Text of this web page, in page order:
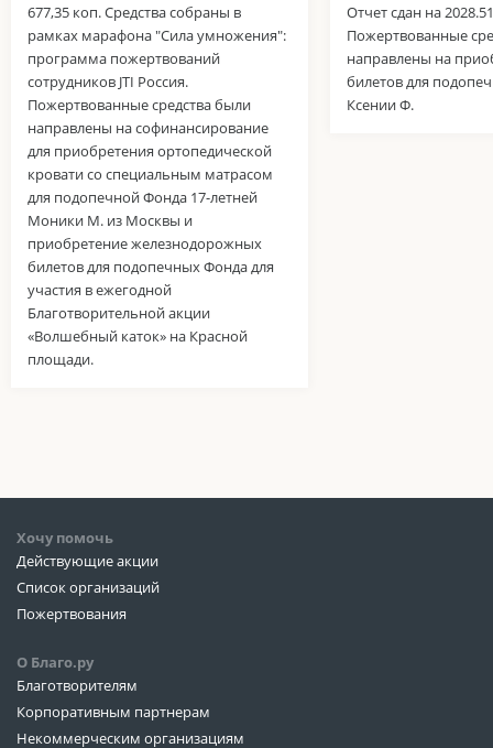
677,35 коп. Средства собраны в
рамках марафона "Сила умножения":
программа пожертвований
сотрудников JTI Россия.
Пожертвованные средства были
направлены на софинансирование
для приобретения ортопедической
кровати со специальным матрасом
для подопечной Фонда 17-летней
Моники М. из Москвы и
приобретение железнодорожных
билетов для подопечных Фонда для
участия в ежегодной
Благотворительной акции
«Волшебный каток» на Красной
площади.
Отчет сдан на
Пожертвованные
направлены на
билетов для
Ксении Ф.
Хочу помочь
Действующие акции
Список организаций
Пожертвования
О Благо.ру
Благотворителям
Корпоративным партнерам
Некоммерческим организациям